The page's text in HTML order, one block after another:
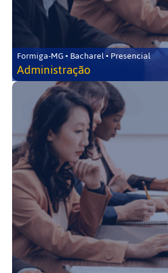
Formiga-MG • Bacharel • Presencial
Administração